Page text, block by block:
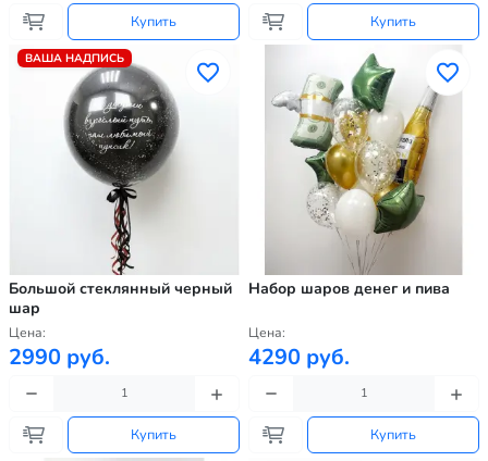
Купить Купить
ВАША НАДПИСЬ
Большой стеклянный черный
шар
Цена:
2990 руб.
Купить
Набор шаров денег и пива
Цена:
4290 руб.
Купить